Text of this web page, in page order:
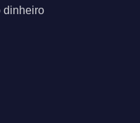
dinheiro